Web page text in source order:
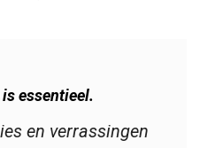
essentieel.
en verrassingen